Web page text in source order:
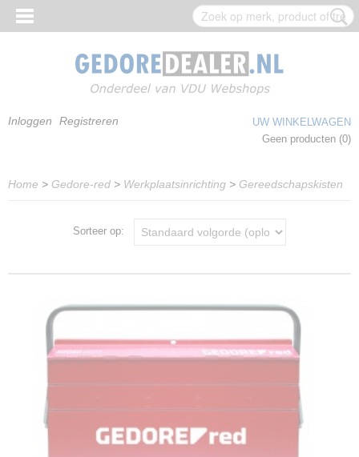
Inloggen Registreren
UW WINKELWAGEN
Geen producten (0)
Home > Gedore-red > Werkplaatsinrichting > Gereedschapskisten
Sorteer op: